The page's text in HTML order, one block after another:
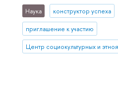
Наука конструктор успеха
приглашение к участию
Центр социокультурных и